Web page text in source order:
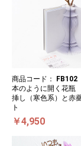
商品コード：
FB102
本のように開く花瓶
挿し（寒色系）と赤
ト
￥4,950